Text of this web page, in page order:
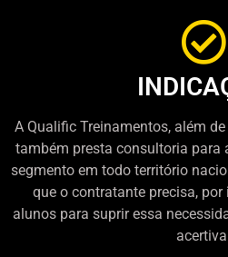
A Qualific Treinamentos, além
também presta consultoria para
segmento em todo território
que o contratante precisa,
alunos para suprir essa